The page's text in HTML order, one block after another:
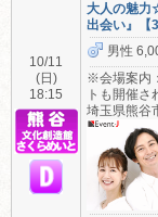
10/11
(日)
18:15
大人の魅力
出会い』【
男性
※会場案内
トも開催
埼玉県熊谷